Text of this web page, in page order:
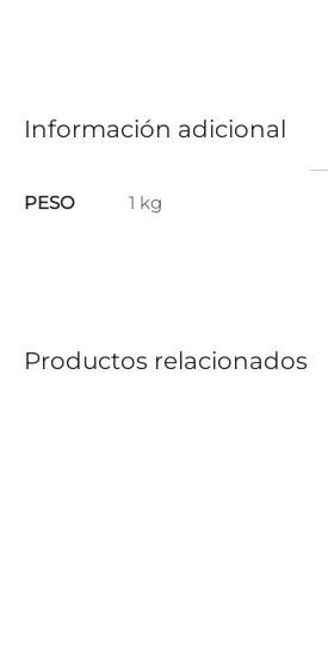
Información adicional
PESO 1 kg
Productos relacionados